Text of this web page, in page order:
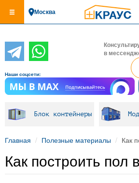
основному
Москва
в
Наши соцсети:
Блок контейнеры
Главная Полезные материалы Как
Как построить пол